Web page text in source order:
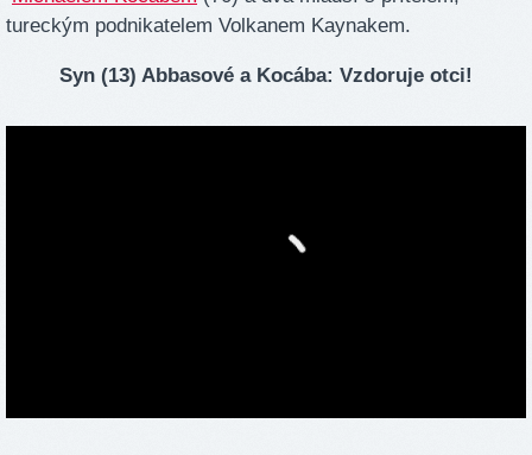
tureckým podnikatelem Volkanem Kaynakem.
Syn (13) Abbasové a Kocába: Vzdoruje otci!